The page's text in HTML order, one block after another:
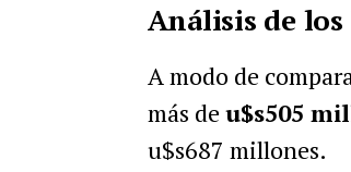
Análisis de
A modo de
más de u$s505
u$s687 millones.